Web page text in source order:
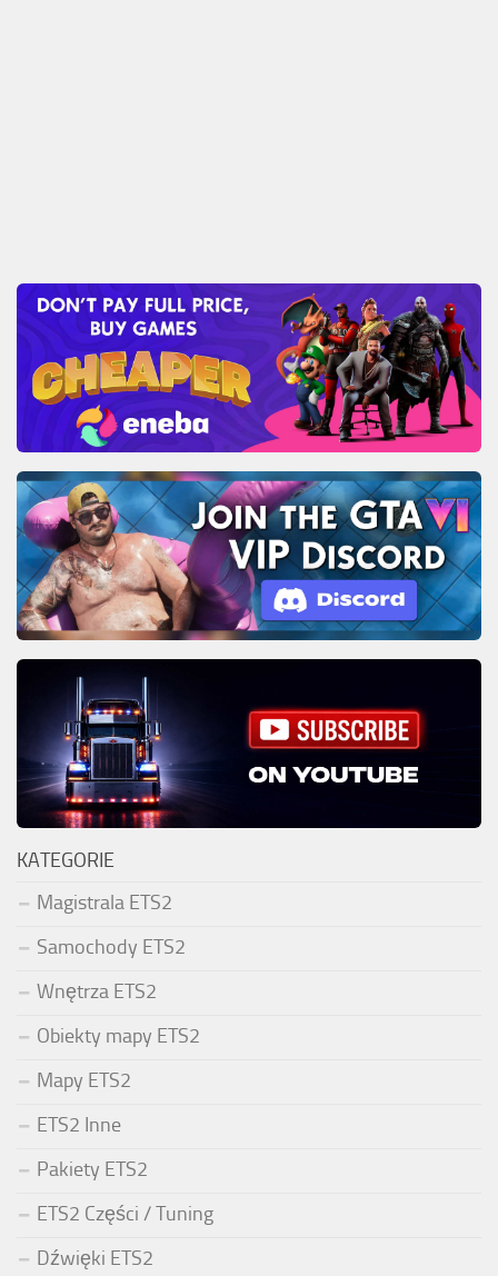
KATEGORIE
Magistrala ETS2
Samochody ETS2
Wnętrza ETS2
Obiekty mapy ETS2
Mapy ETS2
ETS2 Inne
Pakiety ETS2
ETS2 Części / Tuning
Dźwięki ETS2